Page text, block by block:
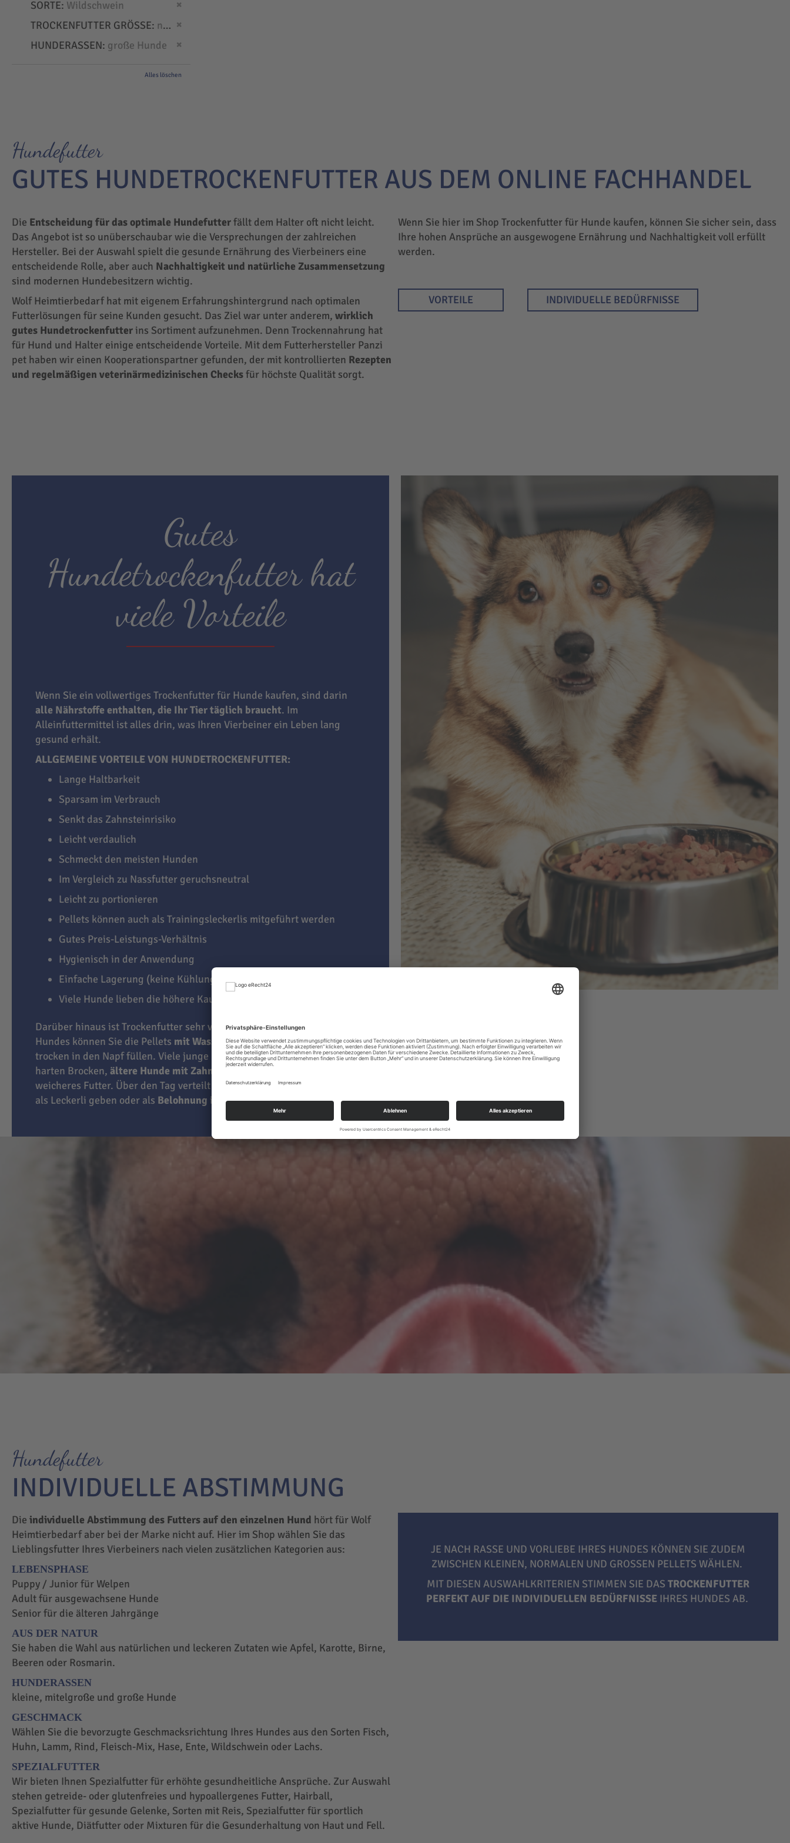
SORTE Wildschwein
TROCKENFUTTER GRÖSSE
normal
HUNDERASSEN große Hunde
Alles löschen
Hundefutter
GUTES HUNDETROCKENFUTTER AUS DEM ONLINE FACHHANDEL
Die Entscheidung für das optimale Hundefutterfällt dem Halter oft nicht leicht.
Das Angebot ist so unüberschaubar wie die Versprechungen der zahlreichen
Hersteller. Bei der Auswahl spielt die gesunde Ernährung des Vierbeiners eine
entscheidende Rolle, aber auch Nachhaltigkeit und natürliche Zusammensetzung
sind modernen Hundebesitzern wichtig.
Wolf Heimtierbedarf hat mit eigenem Erfahrungshintergrund nach optimalen
Futterlösungen für seine Kunden gesucht. Das Ziel war unter anderem, wirklich
gutes Hundetrockenfutter ins Sortiment aufzunehmen. Denn Trockennahrung hat
für Hund und Halter einige entscheidende Vorteile. Mit dem Futterhersteller Panzi
pet haben wir einen Kooperationspartner gefunden, der mit kontrollierten Rezepten
und regelmäßigen veterinärmedizinischen Checksfür höchste Qualität sorgt.
Wenn Sie hier im Shop Trockenfutter für Hunde kaufen, können Sie sicher sein, dass
Ihre hohen Ansprüche an ausgewogene Ernährung und Nachhaltigkeit voll erfüllt
werden.
VORTEILE INDIVIDUELLE BEDÜRFNISSE
Gutes
Hundetrockenfutter hat
viele Vorteile
Wenn Sie ein vollwertiges Trockenfutter für Hunde kaufen, sind darin
alle Nährstoffe enthalten, die Ihr Tier täglich braucht. Im
Alleinfuttermittel ist alles drin, was Ihren Vierbeiner ein Leben lang
gesund erhält.
ALLGEMEINE VORTEILE VON HUNDETROCKENFUTTER:
Lange Haltbarkeit
Sparsam im Verbrauch
Senkt das Zahnsteinrisiko
Leicht verdaulich
Schmeckt den meisten Hunden
Im Vergleich zu Nassfutter geruchsneutral
Leicht zu portionieren
Pellets können auch als Trainingsleckerlis mitgeführt werden
Gutes Preis-Leistungs-Verhältnis
Hygienisch in der Anwendung
Einfache Lagerung (keine Kühlung notwendig)
Viele Hunde lieben die höhere Kauaktivität
Darüber hinaus ist Trockenfutter sehr vielseitig. Je nach Präferenz Ihres
Hundes können Sie die Pellets mit Wasser übergießenoder einfach
trocken in den Napf füllen. Viele junge Hunde lieben das Kauen der
harten Brocken, ältere Hunde mit Zahnproblemen
weicheres Futter. Über den Tag verteilt können Sie die Pellets unbesorgt
als Leckerli geben oder als Belohnung im Training verwenden.
Hundefutter
INDIVIDUELLE ABSTIMMUNG
Die individuelle Abstimmung des Futters auf den einzelnen Hund hört für Wolf
Heimtierbedarf aber bei der Marke nicht auf. Hier im Shop wählen Sie das
Lieblingsfutter Ihres Vierbeiners nach vielen zusätzlichen Kategorien aus:
LEBENSPHASE
Puppy / Junior für Welpen
Adult für ausgewachsene Hunde
Senior für die älteren Jahrgänge
AUS DER NATUR
Sie haben die Wahl aus natürlichen und leckeren Zutaten wie Apfel, Karotte, Birne,
Beeren oder Rosmarin.
HUNDERASSEN
kleine, mitelgroße und große Hunde
GESCHMACK
Wählen Sie die bevorzugte Geschmacksrichtung Ihres Hundes aus den Sorten Fisch,
Huhn, Lamm, Rind, Fleisch-Mix, Hase, Ente, Wildschwein oder Lachs.
SPEZIALFUTTER
Wir bieten Ihnen Spezialfutter für erhöhte gesundheitliche Ansprüche. Zur Auswahl
stehen getreide- oder glutenfreies und hypoallergenes Futter, Hairball,
Spezialfutter für gesunde Gelenke, Sorten mit Reis, Spezialfutter für sportlich
aktive Hunde, Diätfutter oder Mixturen für die Gesunderhaltung von Haut und Fell.
JE NACH RASSE UND VORLIEBE IHRES HUNDES KÖNNEN SIE ZUDEM
ZWISCHEN KLEINEN, NORMALEN UND GROSSEN PELLETS WÄHLEN.
MIT DIESEN AUSWAHLKRITERIEN STIMMEN SIE DAS TROCKENFUTTER
PERFEKT AUF DIE INDIVIDUELLEN BEDÜRFNISSEIHRES HUNDES AB.